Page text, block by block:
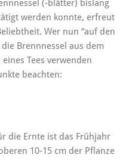
(-blätter) bislang
werden konnte, erfreut
Wer nun “auf den
Brennnessel aus dem
Tees verwenden
beachten:
die Ernte ist das Frühjahr
10-15 cm der Pflanze